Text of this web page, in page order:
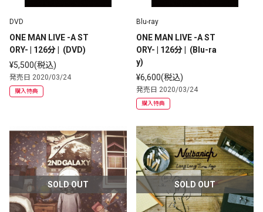
DVD
ONE MAN LIVE -A ST
¥5,500(税込)
発売日 2020/03/24
購入特典
Blu-ray
ONE MAN LIVE -A ST
ORY- | 126分 |  (Blu-ra
¥6,600(税込)
発売日 2020/03/24
購入特典
SOLD OUT SOLD OUT